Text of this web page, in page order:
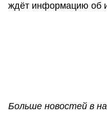
ждёт информацию об
Больше новостей в